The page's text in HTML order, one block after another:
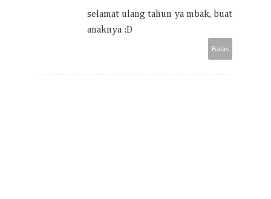
selamat ulang tahun ya mbak, buat
anaknya :D
Balas